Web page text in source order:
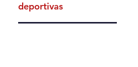
deportivas